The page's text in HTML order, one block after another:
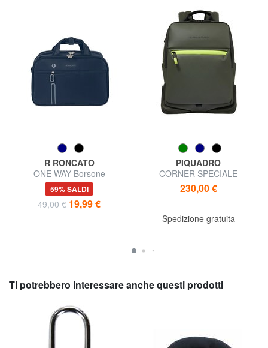
R RONCATO
ONE WAY Borsone
underseater, ok Ryanair
59% SALDI
49,00 € 19,99 €
PIQUADRO
CORNER SPECIALE
GOMMATO Zaino porta PC 14"
230,00 €
Spedizione gratuita
Ti potrebbero interessare anche questi prodotti